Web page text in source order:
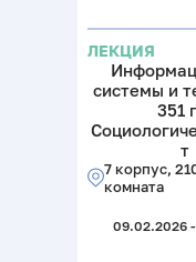
ЛЕКЦИЯ
системы и
351
т
7 корпус,
комната
09.02.2026